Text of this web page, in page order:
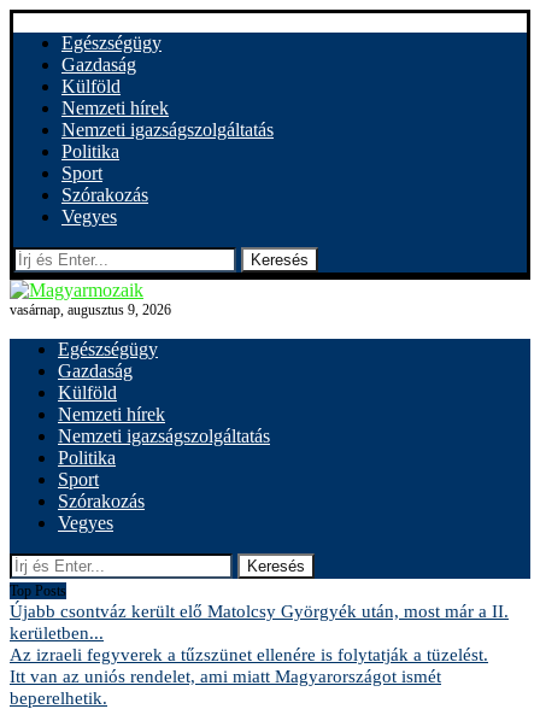
Egészségügy
Gazdaság
Külföld
Nemzeti hírek
Nemzeti igazságszolgáltatás
Politika
Sport
Szórakozás
Vegyes
Keresés
vasárnap, augusztus 9, 2026
Egészségügy
Gazdaság
Külföld
Nemzeti hírek
Nemzeti igazságszolgáltatás
Politika
Sport
Szórakozás
Vegyes
Keresés
Top Posts
Újabb csontváz került elő Matolcsy Györgyék után, most már a II.
kerületben...
Az izraeli fegyverek a tűzszünet ellenére is folytatják a tüzelést.
Itt van az uniós rendelet, ami miatt Magyarországot ismét
beperelhetik.